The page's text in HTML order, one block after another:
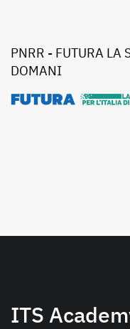
PNRR - FUTURA LA
DOMANI
ITS